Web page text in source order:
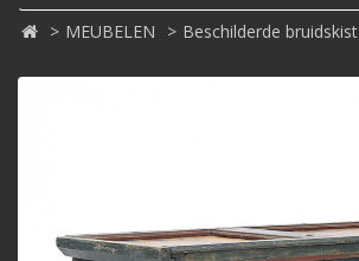
MEUBELEN Beschilderde bruidskist